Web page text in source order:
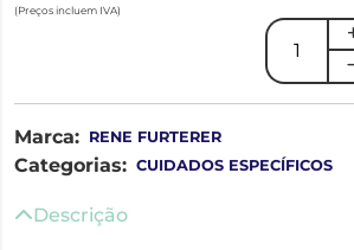
(Preços incluem IVA)
Marca: RENE FURTERER
Categorias: CUIDADOS ESPECÍFICOS
Descrição